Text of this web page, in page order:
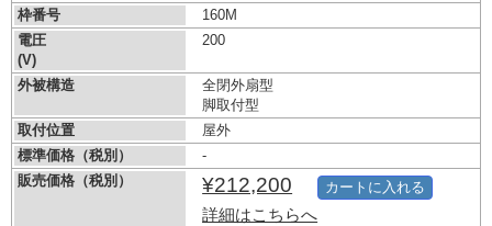
枠番号
160M
電圧
(V)
200
外被構造
全閉外扇型
脚取付型
取付位置
屋外
標準価格（税別）
-
販売価格（税別）
¥212,200
詳細はこちらへ
カートに入れる